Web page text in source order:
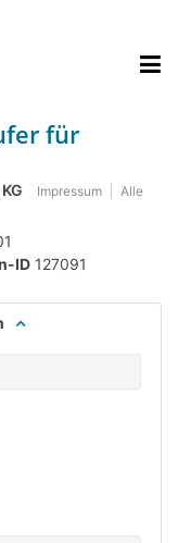
für
Impressum
Alle
ID 127091